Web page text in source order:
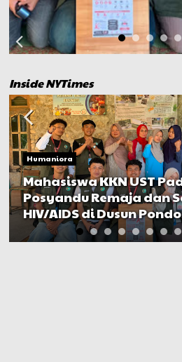
Inside NYTimes
Humaniora
Kuasa Hukum Terlapor
Keluarga dr. Icha Ingin
Damai” untuk Mediasi